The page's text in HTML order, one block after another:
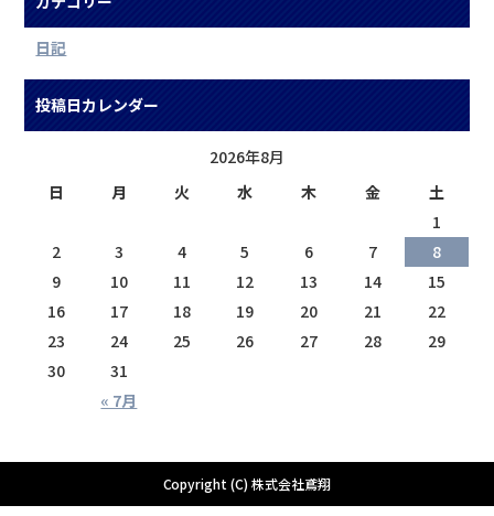
日記
投稿日カレンダー
2026年8月
日
月 火 水 木 金 土
« 7月
1
2
3 4 5 6 7
8
9
10 11 12 13 14
15
16
17 18 19 20 21
22
23
24 25 26 27 28
29
30
31
Copyright (C) 株式会社鳶翔